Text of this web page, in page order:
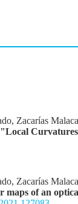
Zacarías
"Local
Zacarías
of an